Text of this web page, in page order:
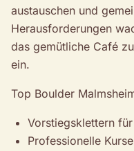
austauschen und
Herausforderungen
das gemütliche Café
ein.
Top Boulder
Vorstiegsklettern
Professionelle